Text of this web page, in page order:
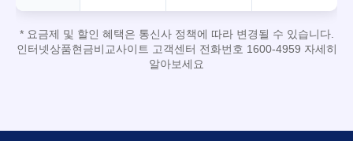
* 요금제 및 할인 혜택은 통신사 정책에 따라 변경될 수 있습니다.
인터넷상품현금비교사이트 고객센터 전화번호 1600-4959 자세히
알아보세요